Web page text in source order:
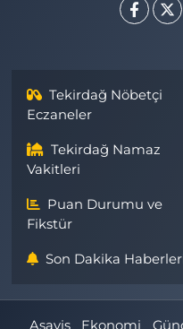
Tekirdağ Nöbetçi
Eczaneler
Tekirdağ Namaz
Vakitleri
Puan Durumu ve
Fikstür
Son Dakika
Asayiş Ekonomi